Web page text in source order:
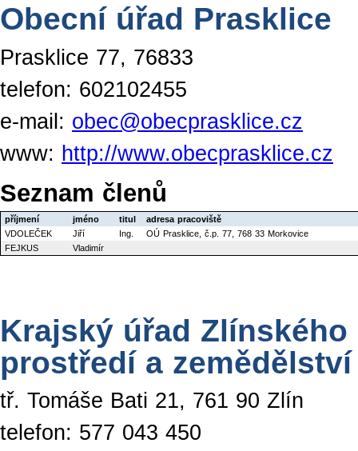
Obecní úřad Prasklice
Prasklice 77, 76833
telefon: 602102455
e-mail: obec@obecprasklice.cz
www: http://www.obecprasklice.cz
Seznam členů
příjmení jméno titul
adresa pracoviště
VDOLEČEK
Jiří Ing.
OÚ Prasklice, č.p. 77, 768 33 Morkovice
FEJKUS
Vladimír
Krajský úřad
prostředí a zemědělství
tř. Tomáše Bati 21, 761 90 Zlín
telefon: 577 043 450